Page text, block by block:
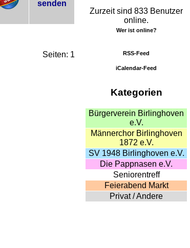
Zurzeit sind 833 Benutzer
online.
Wer ist online?
RSS-Feed
iCalendar-Feed
Kategorien
Bürgerverein Birlinghoven
e.V.
Männerchor Birlinghoven
1872 e.V.
SV 1948 Birlinghoven e.V.
Die Pappnasen e.V.
Seniorentreff
Feierabend Markt
Privat / Andere
Seiten: 1